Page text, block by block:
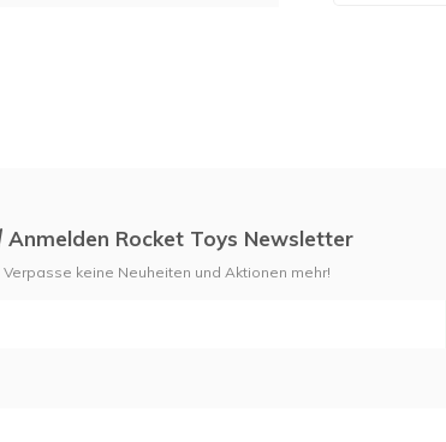
Anmelden Rocket Toys Newsletter
Verpasse keine Neuheiten und Aktionen mehr!